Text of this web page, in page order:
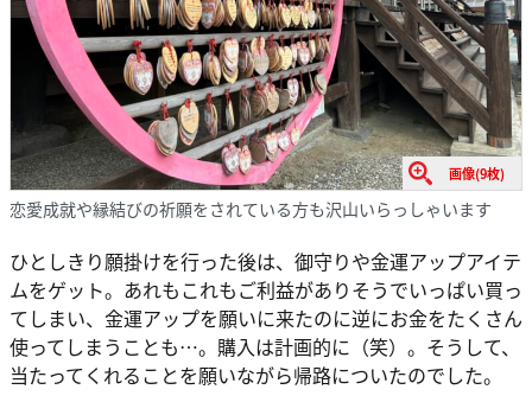
画像(9枚)
恋愛成就や縁結びの祈願をされている方も沢山いらっしゃいます
ひとしきり願掛けを行った後は、御守りや金運アップアイテ
ムをゲット。あれもこれもご利益がありそうでいっぱい買っ
てしまい、金運アップを願いに来たのに逆にお金をたくさん
使ってしまうことも…。購入は計画的に（笑）。そうして、
当たってくれることを願いながら帰路についたのでした。